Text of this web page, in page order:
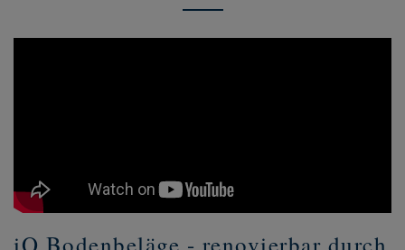
iQ Bodenbeläge - renovierbar durch